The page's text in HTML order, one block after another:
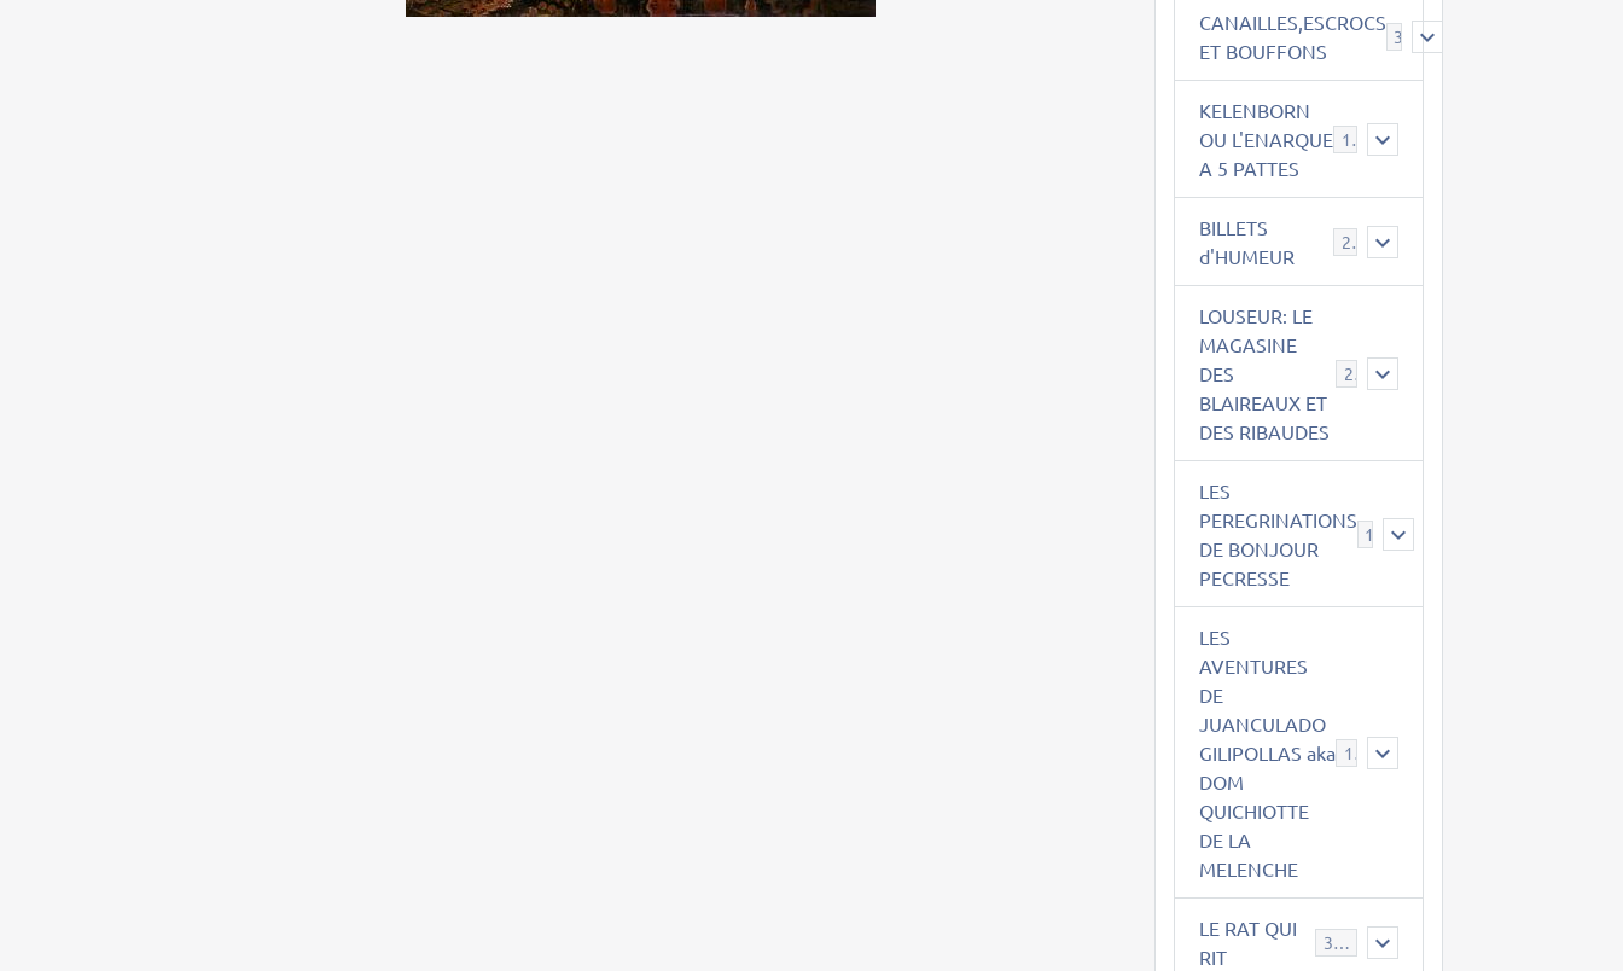
CANAILLES,ESCROCS
ET BOUFFONS
385
KELENBORN
OU L'ENARQUE
A 5 PATTES
14
BILLETS
d'HUMEUR
2
LOUSEUR: LE
MAGASINE
DES
BLAIREAUX ET
DES RIBAUDES
21
LES
PEREGRINATIONS
DE BONJOUR
PECRESSE
14
LES
AVENTURES
DE
JUANCULADO
GILIPOLLAS aka
DOM
QUICHIOTTE
DE LA
MELENCHE
119
LE RAT QUI
RIT
395